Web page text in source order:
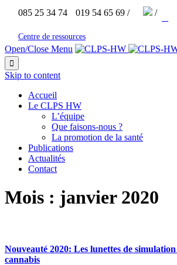
085 25 34 74 019 54 65 69 / /
Centre de ressources
Open/Close Menu

Skip to content
Accueil
Le CLPS HW
L’équipe
Que faisons-nous ?
La promotion de la santé
Publications
Actualités
Contact
Mois : janvier 2020
Nouveauté 2020: Les lunettes de simulation
cannabis